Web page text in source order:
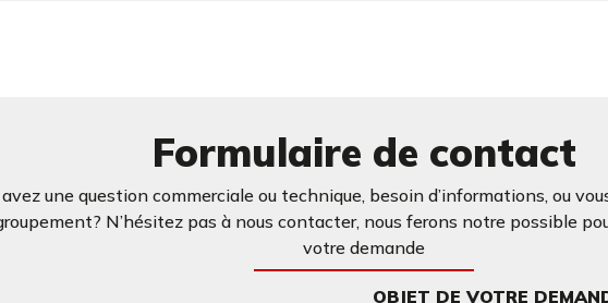
Formulaire de contact
avez une question commerciale ou technique, besoin d’informations, ou
N’hésitez pas à nous contacter, nous ferons notre possible
votre demande
OBJET DE VOTRE